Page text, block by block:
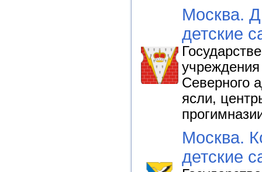
Москва.
детские
Северного
ясли,
Москва.
детские